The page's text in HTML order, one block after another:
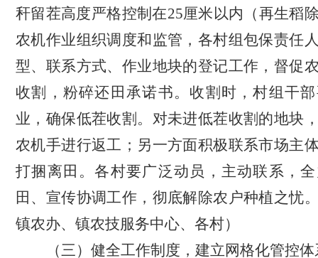
秆留茬高度严格控制在25厘米以内（再生稻
农机作业组织调度和监管，各村组包保责任
型、联系方式、作业地块的登记工作， 督促
收割，粉碎还田承诺书。收割时，村组干
业，确保低茬收割。 对未进低茬收割 的地块
农机手进行返工；另一方面积极联系市场主
打捆离田。各村要广泛动员，主动联系，
田、宣传协调工作，彻底解除农户种植之忧
镇农办、镇农技服务中心、各村）
（三） 健全工作制度 ， 建立网格化管控体